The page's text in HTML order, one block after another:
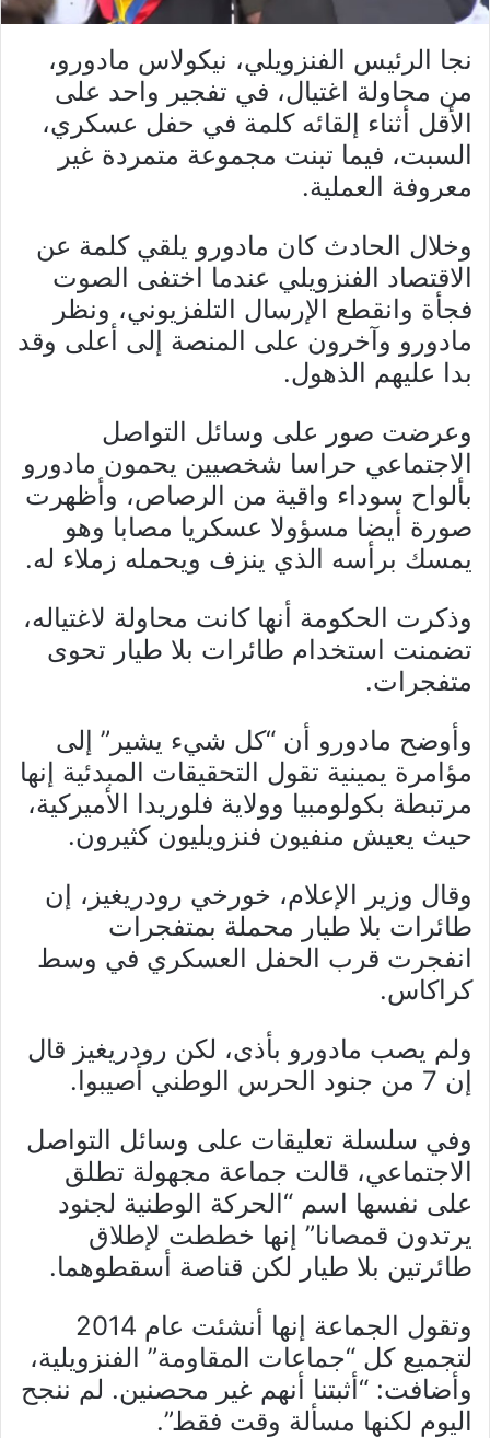
نجا الرئيس الفنزويلي، نيكولاس مادورو،
من محاولة اغتيال، في تفجير واحد على
الأقل أثناء إلقائه كلمة في حفل عسكري،
السبت، فيما تبنت مجموعة متمردة غير
معروفة العملية.
وخلال الحادث كان مادورو يلقي كلمة عن
الاقتصاد الفنزويلي عندما اختفى الصوت
فجأة وانقطع الإرسال التلفزيوني، ونظر
مادورو وآخرون على المنصة إلى أعلى وقد
بدا عليهم الذهول.
وعرضت صور على وسائل التواصل
الاجتماعي حراسا شخصيين يحمون مادورو
بألواح سوداء واقية من الرصاص، وأظهرت
صورة أيضا مسؤولا عسكريا مصابا وهو
يمسك برأسه الذي ينزف ويحمله زملاء له.
وذكرت الحكومة أنها كانت محاولة لاغتياله،
تضمنت استخدام طائرات بلا طيار تحوى
متفجرات.
وأوضح مادورو أن “كل شيء يشير” إلى
مؤامرة يمينية تقول التحقيقات المبدئية إنها
مرتبطة بكولومبيا وولاية فلوريدا الأميركية،
حيث يعيش منفيون فنزويليون كثيرون.
وقال وزير الإعلام، خورخي رودريغيز، إن
طائرات بلا طيار محملة بمتفجرات
انفجرت قرب الحفل العسكري في وسط
كراكاس.
ولم يصب مادورو بأذى، لكن رودريغيز قال
إن 7 من جنود الحرس الوطني أصيبوا.
وفي سلسلة تعليقات على وسائل التواصل
الاجتماعي، قالت جماعة مجهولة تطلق
على نفسها اسم “الحركة الوطنية لجنود
يرتدون قمصانا” إنها خططت لإطلاق
طائرتين بلا طيار لكن قناصة أسقطوهما.
وتقول الجماعة إنها أنشئت عام 2014
لتجميع كل “جماعات المقاومة” الفنزويلية،
وأضافت: “أثبتنا أنهم غير محصنين. لم ننجح
اليوم لكنها مسألة وقت فقط”.